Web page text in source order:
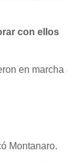
con ellos
en marcha
Montanaro.